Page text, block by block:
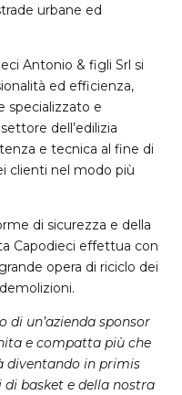
urbane ed
Antonio & figli Srl si
ed efficienza,
specializzato e
dell’edilizia
e tecnica al fine di
clienti nel modo più
di sicurezza e della
Capodieci effettua con
opera di riciclo dei
un’azienda sponsor
e compatta più che
diventando in primis
basket e della nostra